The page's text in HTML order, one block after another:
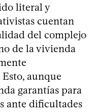
literal y
cuentan
del complejo
de la vivienda
aunque
garantías para
ante dificultades